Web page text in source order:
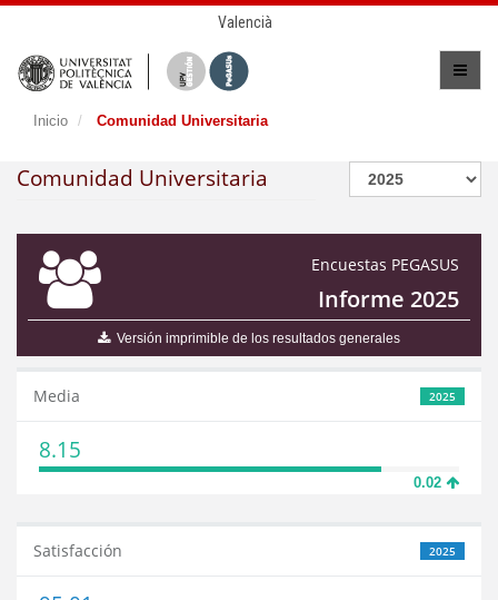
Valencià
Inicio Comunidad Universitaria
Comunidad Universitaria
Encuestas PEGASUS
Informe 2025
Versión imprimible de los resultados generales
2025
Media
8.15
0.02
2025
Satisfacción